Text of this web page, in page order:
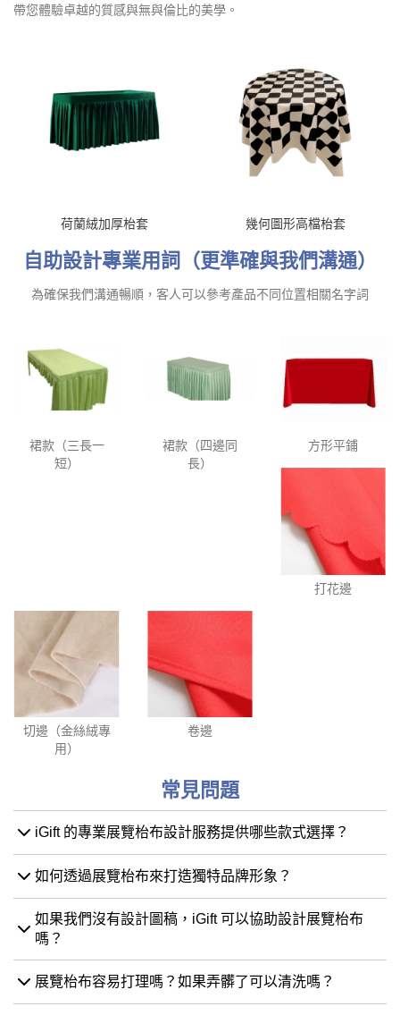
帶您體驗卓越的質感與無與倫比的美學。
荷蘭絨加厚枱套 幾何圖形高檔枱套
自助設計專業用詞（更準確與我們溝通）
為確保我們溝通暢順，客人可以參考產品不同位置相關名字詞
裙款（三長一
短）
裙款（四邊同
長）
方形平鋪
打花邊
切邊（金絲絨專
用）
卷邊
常見問題
iGift 的專業展覽枱布設計服務提供哪些款式選擇？
如何透過展覽枱布來打造獨特品牌形象？
如果我們沒有設計圖稿，iGift 可以協助設計展覽枱布
嗎？
展覽枱布容易打理嗎？如果弄髒了可以清洗嗎？